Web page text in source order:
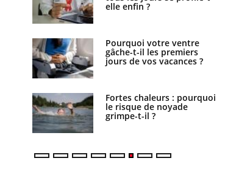
elle enfin ?
Pourquoi votre ventre
gâche-t-il les premiers
jours de vos vacances ?
Fortes chaleurs : pourquoi
le risque de noyade
grimpe-t-il ?
Pourquoi manger moins de
protéines pourrait
finalement être bénéfique
Grossesse et chaleur : ce
que dit la science